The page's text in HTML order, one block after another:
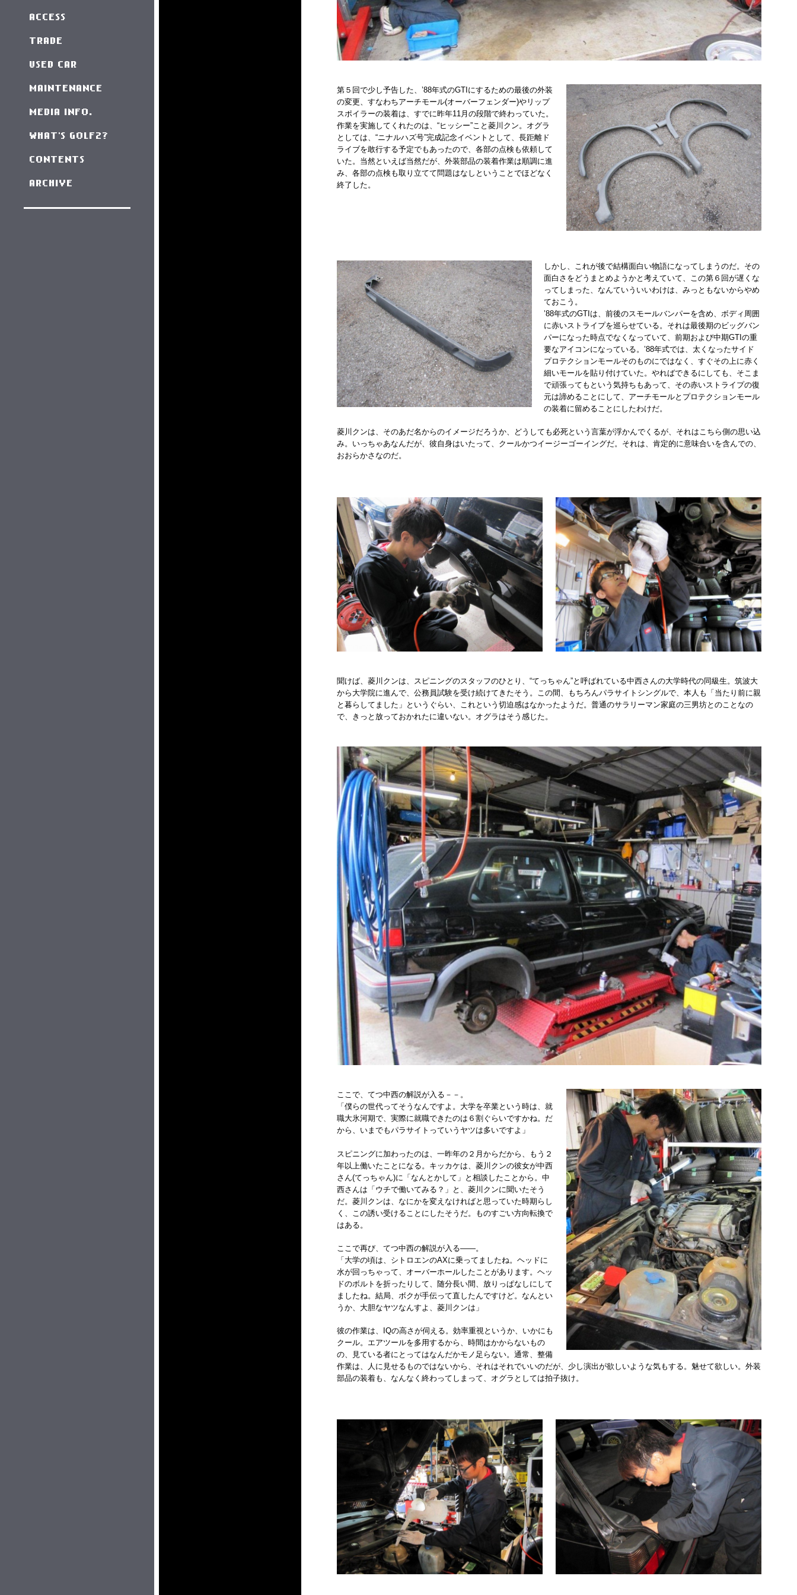
第５回で少し予告した、’88年式のGTIにするための最後の外装
の変更、すなわちアーチモール(オーバーフェンダー)やリップ
スポイラーの装着は、すでに昨年11月の段階で終わっていた。
作業を実施してくれたのは、“ヒッシー”こと菱川クン。オグラ
としては、“ニナルハズ号”完成記念イベントとして、長距離ド
ライブを敢行する予定でもあったので、各部の点検も依頼して
いた。当然といえば当然だが、外装部品の装着作業は順調に進
み、各部の点検も取り立てて問題はなしということでほどなく
終了した。
しかし、これが後で結構面白い物語になってしまうのだ。その
面白さをどうまとめようかと考えていて、この第６回が遅くな
ってしまった、なんていういいわけは、みっともないからやめ
ておこう。
’88年式のGTIは、前後のスモールバンパーを含め、ボディ周囲
に赤いストライプを巡らせている。それは最後期のビッグバン
パーになった時点でなくなっていて、前期および中期GTIの重
要なアイコンになっている。’88年式では、太くなったサイド
プロテクションモールそのものにではなく、すぐその上に赤く
細いモールを貼り付けていた。やればできるにしても、そこま
で頑張ってもという気持ちもあって、その赤いストライプの復
元は諦めることにして、アーチモールとプロテクションモール
の装着に留めることにしたわけだ。
菱川クンは、そのあだ名からのイメージだろうか、どうしても必死という言葉が浮かんでくるが、それはこちら側の思い込
み。いっちゃあなんだが、彼自身はいたって、クールかつイージーゴーイングだ。それは、肯定的に意味合いを含んでの、
おおらかさなのだ。
聞けば、菱川クンは、スピニングのスタッフのひとり、“てっちゃん”と呼ばれている中西さんの大学時代の同級生。筑波大
から大学院に進んで、公務員試験を受け続けてきたそう。この間、もちろんパラサイトシングルで、本人も「当たり前に親
と暮らしてました」というぐらい、これという切迫感はなかったようだ。普通のサラリーマン家庭の三男坊とのことなの
で、きっと放っておかれたに違いない。オグラはそう感じた。
ここで、てつ中西の解説が入る－－。
「僕らの世代ってそうなんですよ。大学を卒業という時は、就
職大氷河期で、実際に就職できたのは６割ぐらいですかね。だ
から、いまでもパラサイトっていうヤツは多いですよ」
スピニングに加わったのは、一昨年の２月からだから、もう２
年以上働いたことになる。キッカケは、菱川クンの彼女が中西
さん(てっちゃん)に「なんとかして」と相談したことから。中
西さんは「ウチで働いてみる？」と、菱川クンに聞いたそう
だ。菱川クンは、なにかを変えなければと思っていた時期らし
く、この誘い受けることにしたそうだ。ものすごい方向転換で
はある。
ここで再び、てつ中西の解説が入る――。
「大学の頃は、シトロエンのAXに乗ってましたね。ヘッドに
水が回っちゃって、オーバーホールしたことがあります。ヘッ
ドのボルトを折ったりして、随分長い間、放りっぱなしにして
ましたね。結局、ボクが手伝って直したんですけど。なんとい
うか、大胆なヤツなんすよ、菱川クンは」
彼の作業は、IQの高さが伺える。効率重視というか、いかにも
クール。エアツールを多用するから、時間はかからないもの
の、見ている者にとってはなんだかモノ足らない。通常、整備
作業は、人に見せるものではないから、それはそれでいいのだが、少し演出が欲しいような気もする。魅せて欲しい。外装
部品の装着も、なんなく終わってしまって、オグラとしては拍子抜け。
ACCESS
TRADE
USED CAR
MAINTENANCE
MEDIA INFO.
WHAT'S GOLF2?
CONTENTS
ARCHIVE